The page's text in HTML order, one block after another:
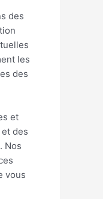
des
les
des
et
des
Nos
vous